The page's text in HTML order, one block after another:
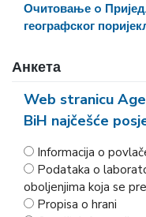
Очитовање o
географског
Анкета
Web stranicu
BiH najčešće
Informacija o
Podataka o
oboljenjima koja se
Propisa o hrani